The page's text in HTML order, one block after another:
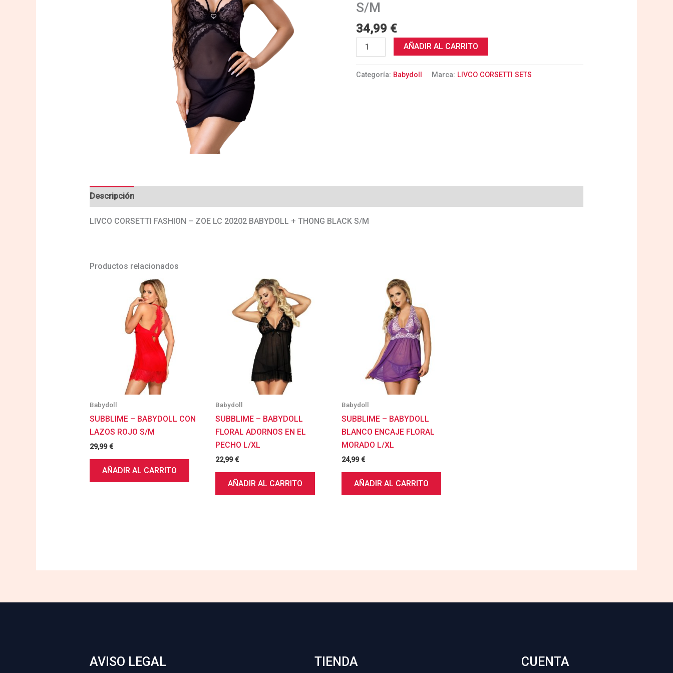
S/M
34,99 €
BABYDOLL
TANGA
NEGRO
S/M
AÑADIR AL CARRITO
Categoría: Babydoll Marca: LIVCO CORSETTI SETS
Descripción
LIVCO CORSETTI FASHION – ZOE LC 20202 BABYDOLL + THONG BLACK S/M
Productos relacionados
Babydoll
SUBBLIME – BABYDOLL CON
LAZOS ROJO S/M
29,99€
AÑADIR AL CARRITO
Babydoll
SUBBLIME – BABYDOLL
FLORAL ADORNOS EN EL
PECHO L/XL
22,99€
AÑADIR AL CARRITO
Babydoll
SUBBLIME – BABYDOLL
BLANCO ENCAJE FLORAL
MORADO L/XL
24,99€
AÑADIR AL CARRITO
AVISO LEGAL TIENDA CUENTA